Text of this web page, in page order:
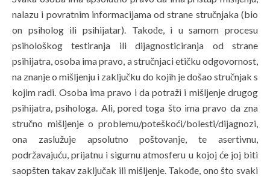
nalazu i povratnim informacijama od strane stručnjaka (bio
on psiholog ili psihijatar). Takođe, i u samom procesu
psihološkog testiranja ili dijagnosticiranja od strane
psihijatra, osoba ima pravo, a stručnjaci etičku odgovornost,
na znanje o mišljenju i zaključku do kojih je došao stručnjak s
kojim radi. Osoba ima pravo i da potraži i mišljenje drugog
psihijatra, psihologa. Ali, pored toga što ima pravo da zna
stručno mišljenje o problemu/poteškoći/bolesti/dijagnozi,
ona zaslužuje apsolutno poštovanje, te asertivnu,
podržavajuću, prijatnu i sigurnu atmosferu u kojoj će joj biti
saopšten takav zaključak ili mišljenje. Takođe, ono što svaki